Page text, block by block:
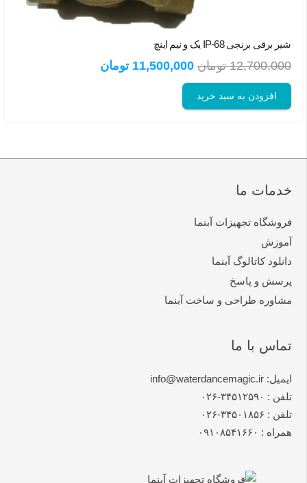
شیر برقی برنجی IP-68 یک و نیم اینچ
12,700,000 تومان قیمت
اصلی:
11,500,000 تومان
افزودن به سبد خرید
خدمات ما
فروشگاه تجهیزات آبنما
آموزش
دانلود کاتالوگ آبنما
پرسش و پاسخ
مشاوره طراحی و ساخت آبنما
تماس با ما
ایمیل: info@waterdancemagic.ir
تلفن : ۳۴۵۱۲۵۹۰-۰۲۶
تلفن : ۳۴۵۰۱۸۵۶-۰۲۶
همراه : ۰۹۱۰۸۵۴۱۶۶۰